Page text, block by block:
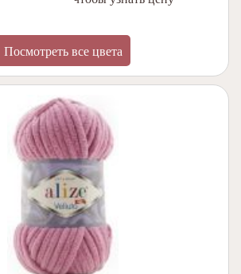
Посмотреть все цвета